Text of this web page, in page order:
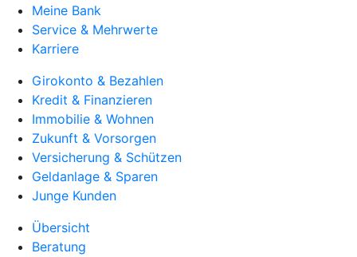
Meine Bank
Service & Mehrwerte
Karriere
Girokonto & Bezahlen
Kredit & Finanzieren
Immobilie & Wohnen
Zukunft & Vorsorgen
Versicherung & Schützen
Geldanlage & Sparen
Junge Kunden
Übersicht
Beratung